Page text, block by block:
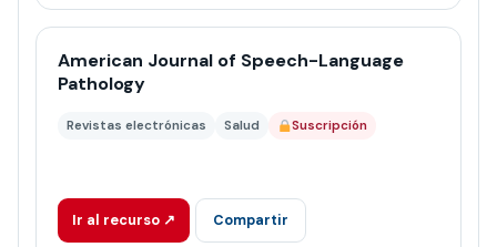
American Journal of Speech-Language
Pathology
Revistas electrónicas Salud Suscripción
Ir al recurso ↗ Compartir